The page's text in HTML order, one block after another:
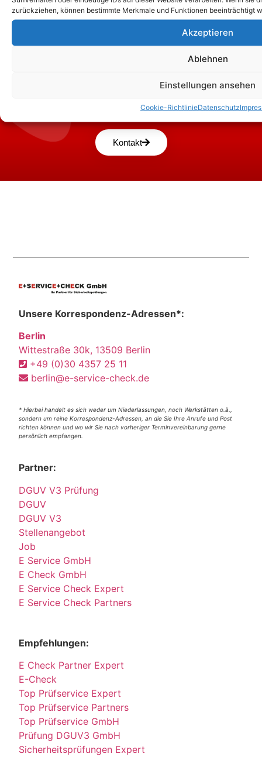
zurückziehen, können bestimmte Merkmale und Funktionen beeinträchtigt
Akzeptieren
Ablehnen
Einstellungen ansehen
Cookie-RichtlinieDatenschutz
Kontakt
Unsere Korrespondenz-Adressen*:
Berlin
Wittestraße 30k, 13509 Berlin
+49 (0)30 4357 25 11
berlin@e-service-check.de
* Hierbei handelt es sich weder um Niederlassungen, noch Werkstätten o.ä.,
sondern um reine Korrespondenz-Adressen, an die Sie Ihre Anrufe und Post
richten können und wo wir Sie nach vorheriger Terminvereinbarung gerne
persönlich empfangen.
Partner:
DGUV V3 Prüfung
DGUV
DGUV V3
Stellenangebot
Job
E Service GmbH
E Check GmbH
E Service Check Expert
E Service Check Partners
Empfehlungen:
E Check Partner Expert
E-Check
Top Prüfservice Expert
Top Prüfservice Partners
Top Prüfservice GmbH
Prüfung DGUV3 GmbH
Sicherheitsprüfungen Expert